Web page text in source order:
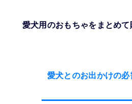
愛犬用のおもちゃをまとめ
愛犬とのお出かけの必